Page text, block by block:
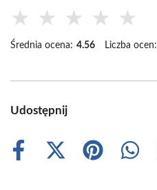
★ ★ ★ ★ ★
Średnia ocena: 4.56 Liczba ocen:
Udostępnij
Share
Share
Share
Share